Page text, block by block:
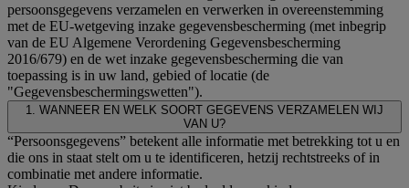
persoonsgegevens verzamelen en verwerken in overeenstemming
met de EU-wetgeving inzake gegevensbescherming (met inbegrip
van de EU Algemene Verordening Gegevensbescherming
2016/679) en de wet inzake gegevensbescherming die van
toepassing is in uw land, gebied of locatie (de
"Gegevensbeschermingswetten").
1. WANNEER EN WELK SOORT GEGEVENS VERZAMELEN WIJ
VAN U?
“Persoonsgegevens” betekent alle informatie met betrekking tot u en
die ons in staat stelt om u te identificeren, hetzij rechtstreeks of in
combinatie met andere informatie.